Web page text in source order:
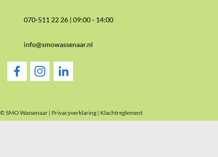
070-511 22 26 |09:00 - 14:00
info@smowassenaar.nl
© SMO Wassenaar | Privacyverklaring | Klachtreglement